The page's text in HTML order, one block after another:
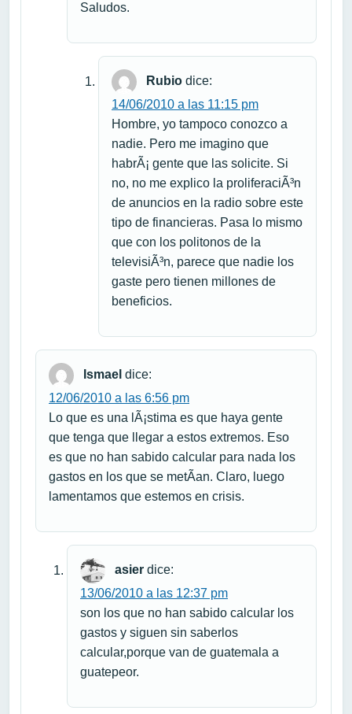
Saludos.
Rubio dice:
14/06/2010 a las 11:15 pm
Hombre, yo tampoco conozco a
nadie. Pero me imagino que
habrÃ¡ gente que las solicite. Si
no, no me explico la proliferaciÃ³n
de anuncios en la radio sobre este
tipo de financieras. Pasa lo mismo
que con los politonos de la
televisiÃ³n, parece que nadie los
gaste pero tienen millones de
beneficios.
Ismael dice:
12/06/2010 a las 6:56 pm
Lo que es una lÃ¡stima es que haya gente
que tenga que llegar a estos extremos. Eso
es que no han sabido calcular para nada los
gastos en los que se metÃ­an. Claro, luego
lamentamos que estemos en crisis.
asier dice:
13/06/2010 a las 12:37 pm
son los que no han sabido calcular los
gastos y siguen sin saberlos
calcular,porque van de guatemala a
guatepeor.